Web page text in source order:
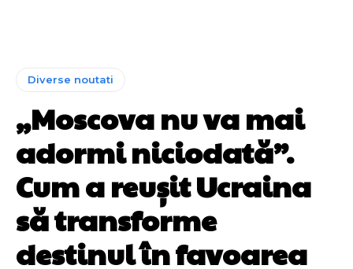
Diverse noutati
„Moscova nu va mai
adormi niciodată”.
Cum a reușit Ucraina
să transforme
destinul în favoarea